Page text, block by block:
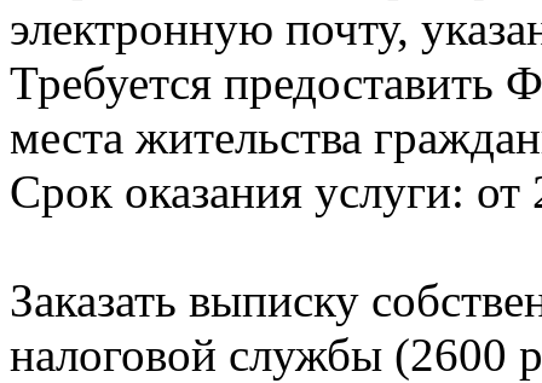
электронную почту,
Требуется
места жительства
Срок оказания услуги: от
Заказать выписку
налоговой службы (2600